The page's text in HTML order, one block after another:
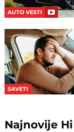
AUTO VESTI
SAVETI
Najnovije